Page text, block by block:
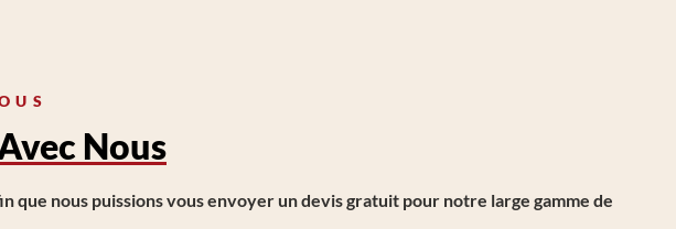
Nous
nous puissions vous envoyer un devis gratuit pour notre large gamme de